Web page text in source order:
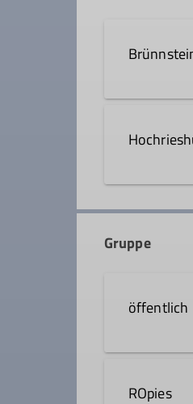
Gruppe
öffentlich
ROpies